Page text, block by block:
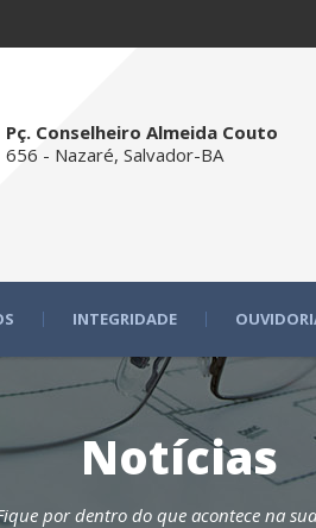
Pç. Conselheiro Almeida Couto
656 - Nazaré, Salvador-BA
INTEGRIDADE
Notícias
por dentro do que acontece na